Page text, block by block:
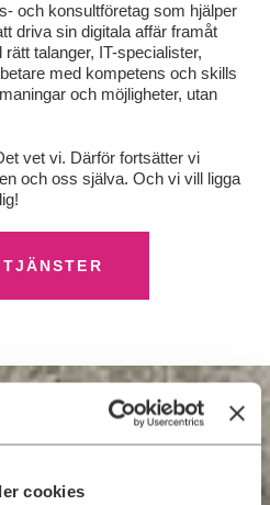
cookies
och konsultföretag som hjälper
driva sin digitala affär framåt
talanger, IT-specialister,
med kompetens och skills
och möjligheter, utan
vet vi. Därför fortsätter vi
och oss själva. Och vi vill ligga